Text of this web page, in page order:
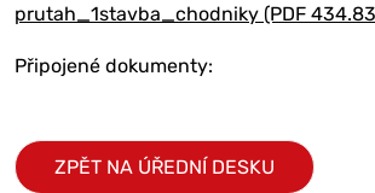
prutah_1stavba_chodniky (PDF
Připojené dokumenty:
ZPĚT NA ÚŘEDNÍ DESKU